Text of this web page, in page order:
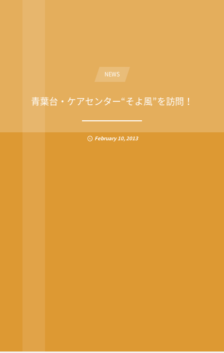
NEWS
青葉台・ケアセンター“そよ風”を訪問！
February 10,2013